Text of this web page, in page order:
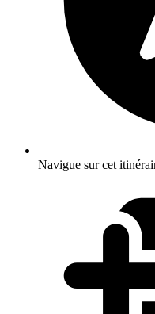
Navigue sur cet